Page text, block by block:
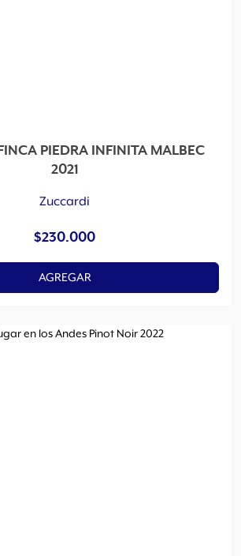
PIEDRA INFINITA MALBEC
2021
Zuccardi
$230.000
AGREGAR